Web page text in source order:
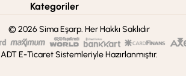
Kategoriler
© 2026 Sima Eşarp. Her Hakkı Saklıdır
ADT E-Ticaret Sistemleriyle Hazırlanmıştır.